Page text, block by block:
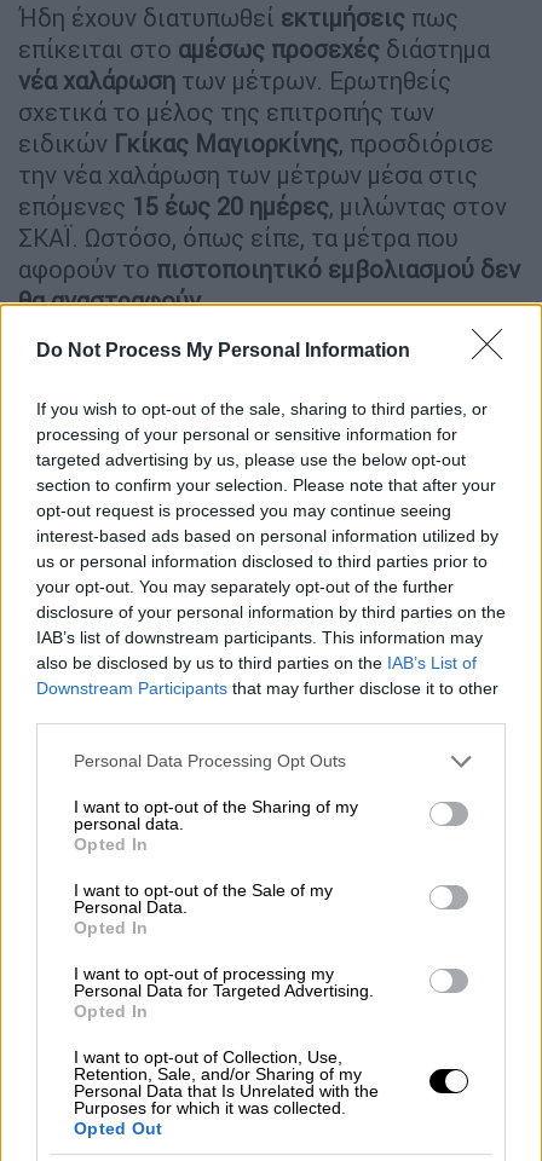
Do Not Process My Personal Information
If you wish to opt-out of the sale, sharing to third parties, or
processing of your personal or sensitive information for
targeted advertising by us, please use the below opt-out
section to confirm your selection. Please note that after your
opt-out request is processed you may continue seeing
interest-based ads based on personal information utilized by
us or personal information disclosed to third parties prior to
your opt-out. You may separately opt-out of the further
disclosure of your personal information by third parties on the
IAB’s list of downstream participants. This information may
also be disclosed by us to third parties on the IAB’s List of
Downstream Participants that may further disclose it to other
Please note that this website/app uses one or more Google
not limited to your visit or usage behaviour. You may click to
grant or deny consent to Google and its third-party tags to
use your data for below specified purposes in below Google
consent section.
Personal Data Processing Opt Outs
I want to opt-out of the Sharing of my
personal data.
Opted In
I want to opt-out of the Sale of my
Personal Data.
Opted In
I want to opt-out of processing my
Personal Data for Targeted Advertising.
Opted In
I want to opt-out of Collection, Use,
Retention, Sale, and/or Sharing of my
Personal Data that Is Unrelated with the
Purposes for which it was collected.
Opted Out
Ήδη έχουν διατυπωθεί εκτιμήσεις πως
επίκειται στο αμέσως προσεχές διάστημα
νέα χαλάρωση των μέτρων. Ερωτηθείς
σχετικά το μέλος της επιτροπής των
ειδικών Γκίκας Μαγιορκίνης, προσδιόρισε
την νέα χαλάρωση των μέτρων μέσα στις
επόμενες 15 έως 20 ημέρες, μιλώντας στον
ΣΚΑΪ. Ωστόσο, όπως είπε, τα μέτρα που
αφορούν το πιστοποιητικό εμβολιασμού δεν
θα αναστραφούν.
Για τη μερικήχαλάρωσητων μέτρων από
βλέπουμε μιααποκλιμάκωση στον αριθμό
των κρουσμάτων. Για το ζήτημα με τη
μουσική , εξήγησε ότι η ένταση της μουσική
κάνει τους ανθρώπους να μιλάνε δυνατά και
αυτό προκαλεί την αύξηση των σωματιδίων
στον αέρα. Εκτίμησε, ωστόσο, ότι τους
επόμενους 1-2 μήνες θα δούμε μείωση των
κρουσμάτων.
Νέα μέτρα: Τι ισχύει από αύριο
για τα νέα μέτρακατά
κορονοϊούπου μπαίνουν σε ισχύ από
αύριο, Δευτέρα, 31 Ιανουαρίου. Τα νέα,
έκτακτα μέτρα προστασίας της δημόσιας
υγείας από τον κίνδυνο περαιτέρω
διασποράς του κορονοϊού θα ισχύσουν από
και τη Δευτέρα, 7 Φεβρουαρίου και ώρα 6:00.
Είσοδος σε δημόσιες υπηρεσίες
Το κοινό εισέρχεται κατόπιν υποχρεωτικής
επίδειξης κατά την είσοδο: